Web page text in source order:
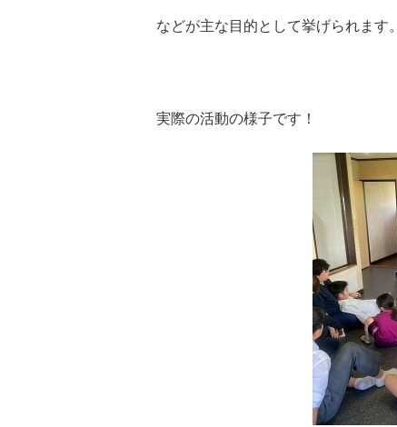
などが主な目的として挙げられます。
実際の活動の様子です！